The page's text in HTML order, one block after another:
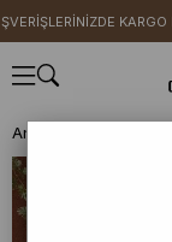
KARGO
Anasayfa